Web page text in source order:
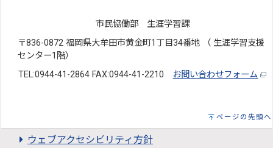
市民協働部 生涯学習課
〒836-0872 福岡県大牟田市黄金町1丁目34番地 （ 生涯学習支援
センター1階）
TEL:0944-41-2864 FAX:0944-41-2210
お問い合わせフォーム
ページの先頭へ
ウェブアクセシビリティ方針